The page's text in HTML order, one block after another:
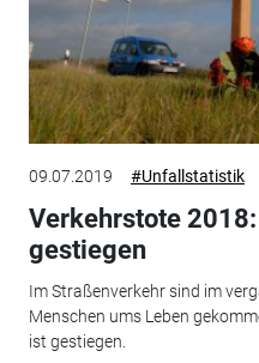
09.07.2019 #Unfallstatistik
Verkehrstote
gestiegen
Im Straßenverkehr sind im
Menschen ums Leben
ist gestiegen.